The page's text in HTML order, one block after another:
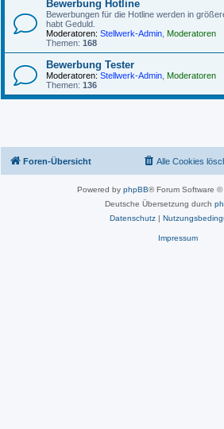
Bewerbung Hotline
Bewerbungen für die Hotline werden in
habt Geduld.
Moderatoren: Stellwerk-Admin Moderatoren
Themen: 168
Bewerbung Tester
Moderatoren: Stellwerk-Admin Moderatoren
Themen: 136
Foren-Übersicht Alle Cookies
Powered by phpBB® Forum Software ©
Deutsche Übersetzung durch
Datenschutz|
Impressum